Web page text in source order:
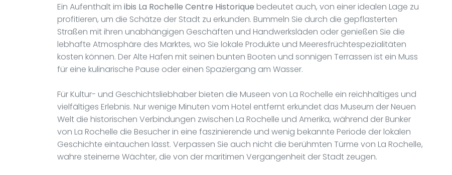
Ein Aufenthalt im ibis La Rochelle Centre Historique bedeutet auch, von einer idealen Lage zu
profitieren, um die Schätze der Stadt zu erkunden. Bummeln Sie durch die gepflasterten
Straßen mit ihren unabhängigen Geschäften und Handwerksläden oder genießen Sie die
lebhafte Atmosphäre des Marktes, wo Sie lokale Produkte und Meeresfrüchtespezialitäten
kosten können. Der Alte Hafen mit seinen bunten Booten und sonnigen Terrassen ist ein Muss
für eine kulinarische Pause oder einen Spaziergang am Wasser.
Für Kultur- und Geschichtsliebhaber bieten die Museen von La Rochelle ein reichhaltiges und
vielfältiges Erlebnis. Nur wenige Minuten vom Hotel entfernt erkundet das Museum der Neuen
Welt die historischen Verbindungen zwischen La Rochelle und Amerika, während der Bunker
von La Rochelle die Besucher in eine faszinierende und wenig bekannte Periode der lokalen
Geschichte eintauchen lässt. Verpassen Sie auch nicht die berühmten Türme von La Rochelle,
wahre steinerne Wächter, die von der maritimen Vergangenheit der Stadt zeugen.